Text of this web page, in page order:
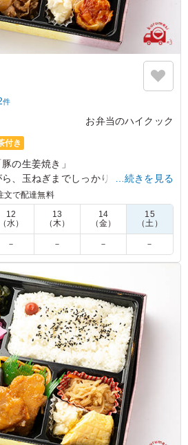
件
お弁当のハイクック
付き
の生姜焼き」
、玉ねぎまでしっかりと味が入って
す。
、おいしかったです。 男性には少
う量でした。 女性には、ちょう
弁当なので仕方がないですが、あ
美味しいんだろうなと思います！
11/13
…続きを見る
文で配達無料
12
（水）
13
（木）
14
（金）
15
（土）
－ － － －